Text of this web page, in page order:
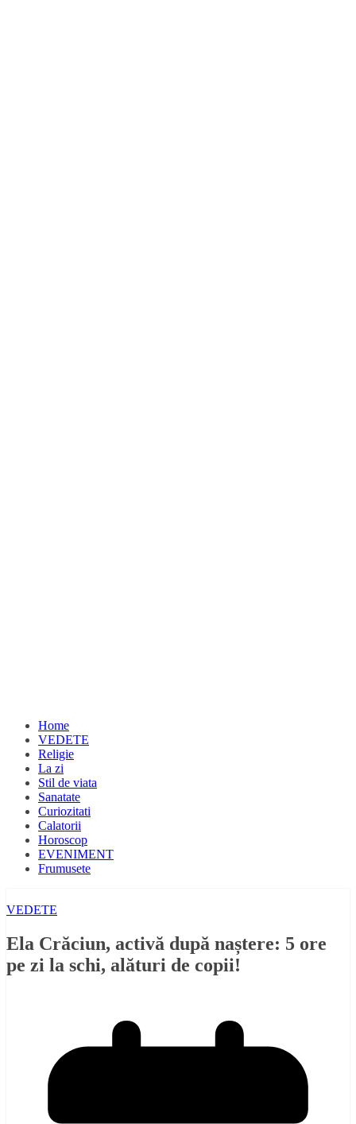
Home
VEDETE
Religie
La zi
Stil de viata
Sanatate
Curiozitati
Calatorii
Horoscop
EVENIMENT
Frumusete
VEDETE
Ela Crăciun, activă după naștere: 5 ore
pe zi la schi, alături de copii!